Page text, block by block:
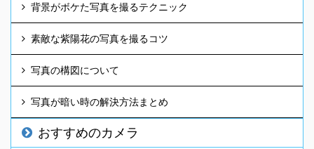
背景がボケた写真を撮るテクニック
素敵な紫陽花の写真を撮るコツ
写真の構図について
写真が暗い時の解決方法まとめ
おすすめのカメラ